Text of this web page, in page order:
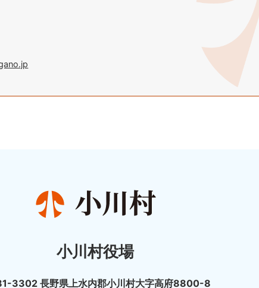
小川村役場
3302 長野県上水内郡小川村大字高府8800-8